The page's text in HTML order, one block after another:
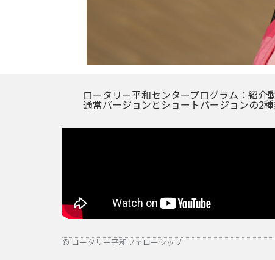
ロータリー平和センタープログラム：紹介
通常バージョンとショートバージョンの2
© ロータリー平和フェローシップ